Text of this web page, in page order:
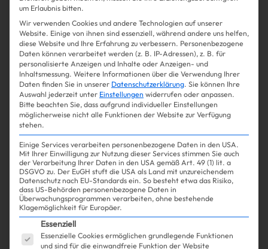
Win Win
Shopping Fashion| 04.10.2024
Iconic in Denim! Das ist
Beyoncés Jeans im viralen
Insta-Clip
Mehr lesen
um Erlaubnis bitten.
Wir verwenden Cookies und andere Technologien auf unserer
Website. Einige von ihnen sind essenziell, während andere uns helfen,
diese Website und Ihre Erfahrung zu verbessern. Personenbezogene
Daten können verarbeitet werden (z. B. IP-Adressen), z. B. für
personalisierte Anzeigen und Inhalte oder Anzeigen- und
Inhaltsmessung. Weitere Informationen über die Verwendung Ihrer
Daten finden Sie in unserer Datenschutzerklärung. Sie können Ihre
Auswahl jederzeit unter Einstellungen widerrufen oder anpassen.
Bitte beachten Sie, dass aufgrund individueller Einstellungen
möglicherweise nicht alle Funktionen der Website zur Verfügung
stehen.
Einige Services verarbeiten personenbezogene Daten in den USA.
Mit Ihrer Einwilligung zur Nutzung dieser Services stimmen Sie auch
der Verarbeitung Ihrer Daten in den USA gemäß Art. 49 (1) lit. a
DSGVO zu. Der EuGH stuft die USA als Land mit unzureichendem
Datenschutz nach EU-Standards ein. So besteht etwa das Risiko,
dass US-Behörden personenbezogene Daten in
Überwachungsprogrammen verarbeiten, ohne bestehende
Klagemöglichkeit für Europäer.
Es folgt eine Liste der Service-Gruppen, für die
Essenziell
Essenzielle Cookies ermöglichen grundlegende Funktionen
und sind für die einwandfreie Funktion der Website